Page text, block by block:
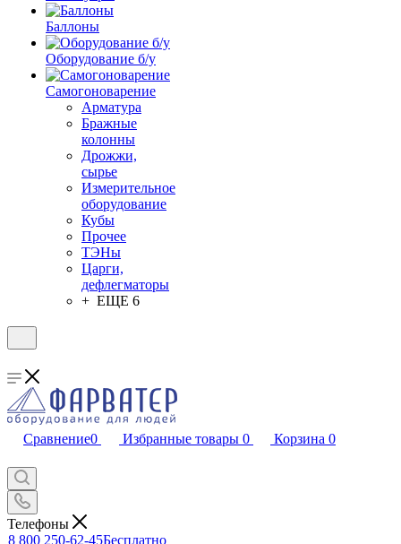
Баллоны
Оборудование б/у
Самогоноварение
Арматура
Бражные
колонны
Дрожжи,
сырье
Измерительное
оборудование
Кубы
Прочее
ТЭНы
Царги,
дефлегматоры
+ ЕЩЕ 6
Сравнение0 Избранные товары 0 Корзина 0
Телефоны
8 800 250-62-45Бесплатно